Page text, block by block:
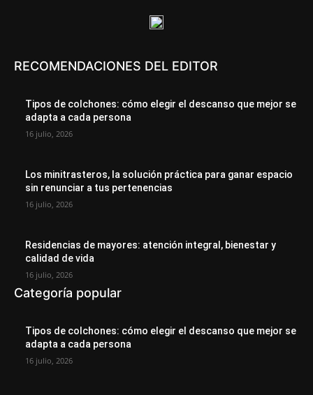
RECOMENDACIONES DEL EDITOR
Tipos de colchones: cómo elegir el descanso que mejor se
adapta a cada persona
16 julio, 2026
Los minitrasteros, la solución práctica para ganar espacio
sin renunciar a tus pertenencias
16 julio, 2026
Residencias de mayores: atención integral, bienestar y
calidad de vida
16 julio, 2026
Categoría popular
Tipos de colchones: cómo elegir el descanso que mejor se
adapta a cada persona
16 julio, 2026